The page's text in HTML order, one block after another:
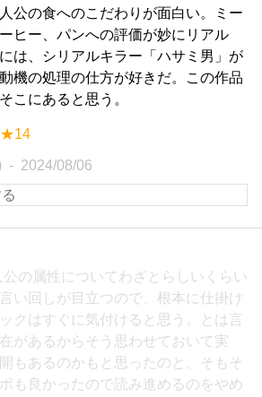
公の食へのこだわりが面白い。ミー
ヒー、パンへの評価が妙にリアル
は、シリアルキラー「ハサミ男」が
機の処理の仕方が好きだ。この作品
こにあると思う。
★14
2024/08/06
公の属性についてわざとらしいくらい
い回しが目立つので、根本に仕掛け
クはすぐに気付けると思う。とは言
があるからそう思わせておいて実
もあるのかもと思ったのと、そもそ
も良かったので読み進めるのをやめ